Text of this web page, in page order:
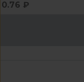
0.76 ₽